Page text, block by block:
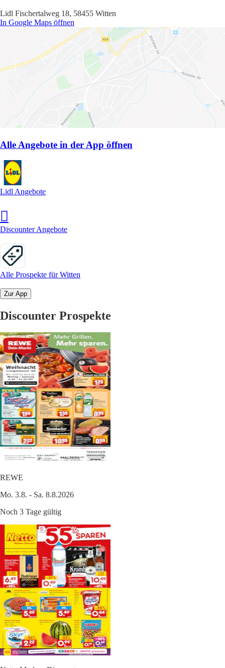
Lidl Fischertalweg 18, 58455 Witten
In Google Maps öffnen
Alle Angebote in der App öffnen
Lidl Angebote
Discounter Angebote
Alle Prospekte für Witten
Zur App
Discounter Prospekte
REWE
Mo. 3.8. - Sa. 8.8.2026
Noch 3 Tage gültig